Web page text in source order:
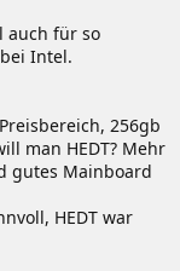
auch für so
Intel.
256gb
man HEDT? Mehr
gutes Mainboard
HEDT war